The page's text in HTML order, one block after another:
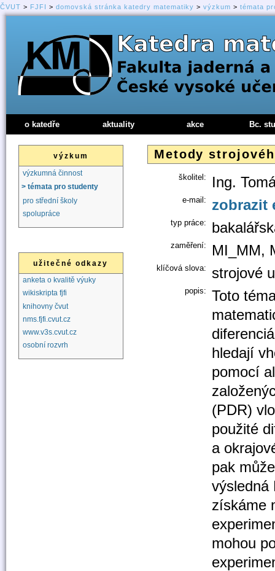
ČVUT > FJFI > domovská stránka katedry matematiky > výzkum > témata
Metody
školitel: Ing.
e-mail: zobrazit
typ práce:
zaměření: MI_MM,
klíčová slova: strojové
popis:
Toto
hledají
pomocí
(PDR)
použité
a
pak
výsledná
získáme
mohou
o katedře aktuality akce Bc.
výzkum
výzkumná činnost
> témata pro studenty
pro střední školy
spolupráce
užitečné odkazy
anketa o kvalitě výuky
wikiskripta fjfi
knihovny čvut
nms.fjfi.cvut.cz
www.v3s.cvut.cz
osobní rozvrh